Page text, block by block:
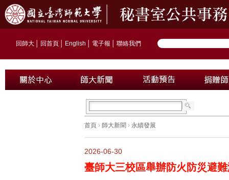
回師大 回首頁 English 電子報 聯絡我們
首頁 › 師大新聞 › 永續發展
2026-06-30
臺師大三校區舉辦防火防災避